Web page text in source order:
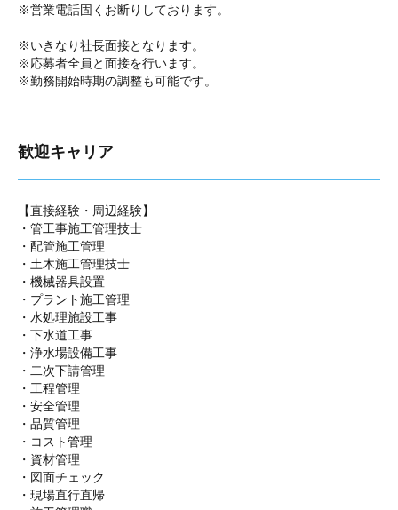
※営業電話固くお断りしております。
※いきなり社長面接となります。
※応募者全員と面接を行います。
※勤務開始時期の調整も可能です。
歓迎キャリア
【直接経験・周辺経験】
・管工事施工管理技士
・配管施工管理
・ 土木施工管理技士
・機械器具設置
・プラント施工管理
・水処理施設工事
・下水道工事
・浄水場設備工事
・二次下請管理
・工程管理
・安全管理
・品質管理
・コスト管理
・資材管理
・図面チェック
・現場直行直帰